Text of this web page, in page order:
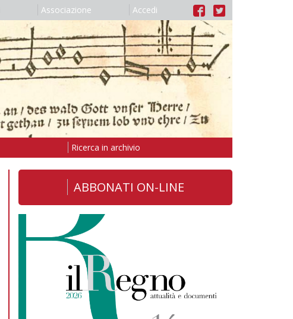
Associazione Accedi
Ricerca in archivio
ABBONATI ON-LINE